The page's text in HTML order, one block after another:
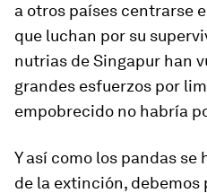
a otros países centrarse
que luchan por su
nutrias de Singapur han
grandes esfuerzos por
empobrecido no habría
Y así como los pandas se
de la extinción,